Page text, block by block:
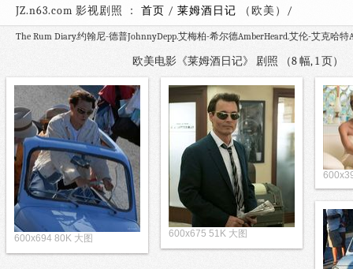
JZ.n63.com 影视剧照 ： 首页 / 莱姆酒日记 （欧美
The Rum Diary.约翰尼-德普JohnnyDepp.艾梅柏-希尔德AmberHeard.艾伦-艾克哈特
欧美电影《莱姆酒日记》 剧照 （8 幅, 1 页
600x694 80K 大图 600x675 51K 大图